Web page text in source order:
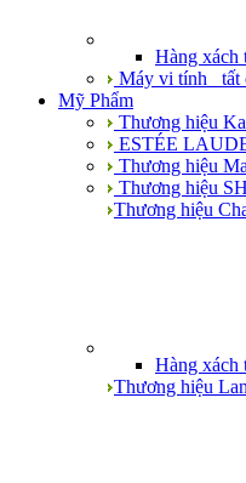
Hàng xách
Máy vi tính_ tất
Mỹ Phẩm
Thương hiệu
ESTÉE
Thương hiệu
Thương hiệu
Thương hiệu
Hàng xách
Thương hiệu